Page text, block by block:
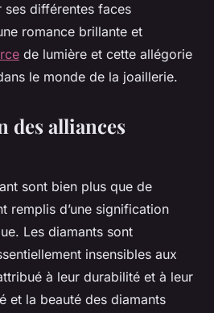
ses différentes faces
romance brillante et
de lumière et cette allégorie
le monde de la joaillerie.
des alliances
sont bien plus que de
remplis d’une signification
Les diamants sont
insensibles aux
à leur durabilité et à leur
et la beauté des diamants